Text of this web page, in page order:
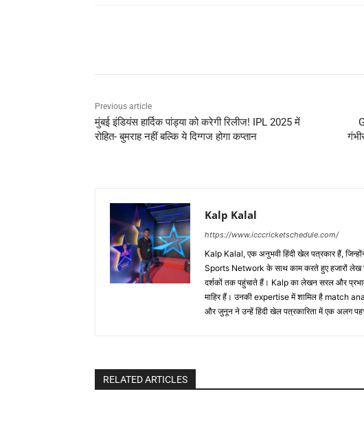
Previous article
मुंबई इंडियंस हार्दिक पांड्या को करेगी रिलीज! IPL 2025 में
रोहित- बुमराह नहीं बल्कि ये दिग्गज होगा कप्तान
Kalp Kalal
https://www.icccricketschedule.com/
Kalp Kalal, एक अनुभवी हिंदी खेल पत्रकार हैं,
Sports Network के साथ काम करते हुए हजारों लेख
दर्शकों तक पहुंचाते हैं। Kalp का लेखन सरल और
माहिर हैं। उनकी expertise में शामिल है match
और जुनून ने उन्हें हिंदी खेल पत्रकारिता में एक अलग
RELATED ARTICLES